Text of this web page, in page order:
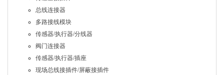
总线连接器
多路接线模块
传感器/执行器/分线器
阀门连接器
传感器/执行器/插座
现场总线接插件/屏蔽接插件